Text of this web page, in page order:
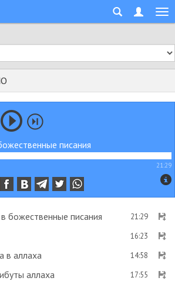
писания
21:29
божественные писания 21:29
16:23
в аллаха 14:58
аллаха 17:55